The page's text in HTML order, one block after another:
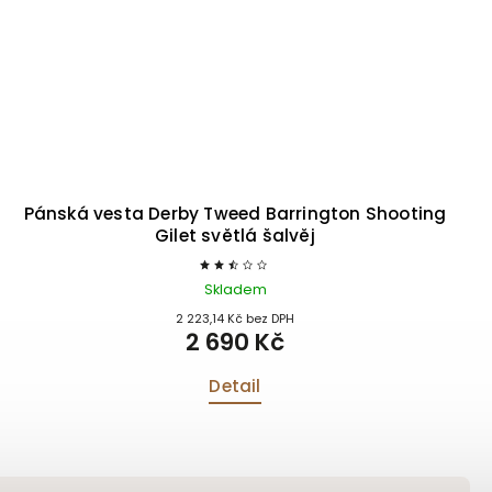
Pánská vesta Derby Tweed Barrington Shooting
Gilet světlá šalvěj
Skladem
2 223,14 Kč bez DPH
2 690 Kč
Detail